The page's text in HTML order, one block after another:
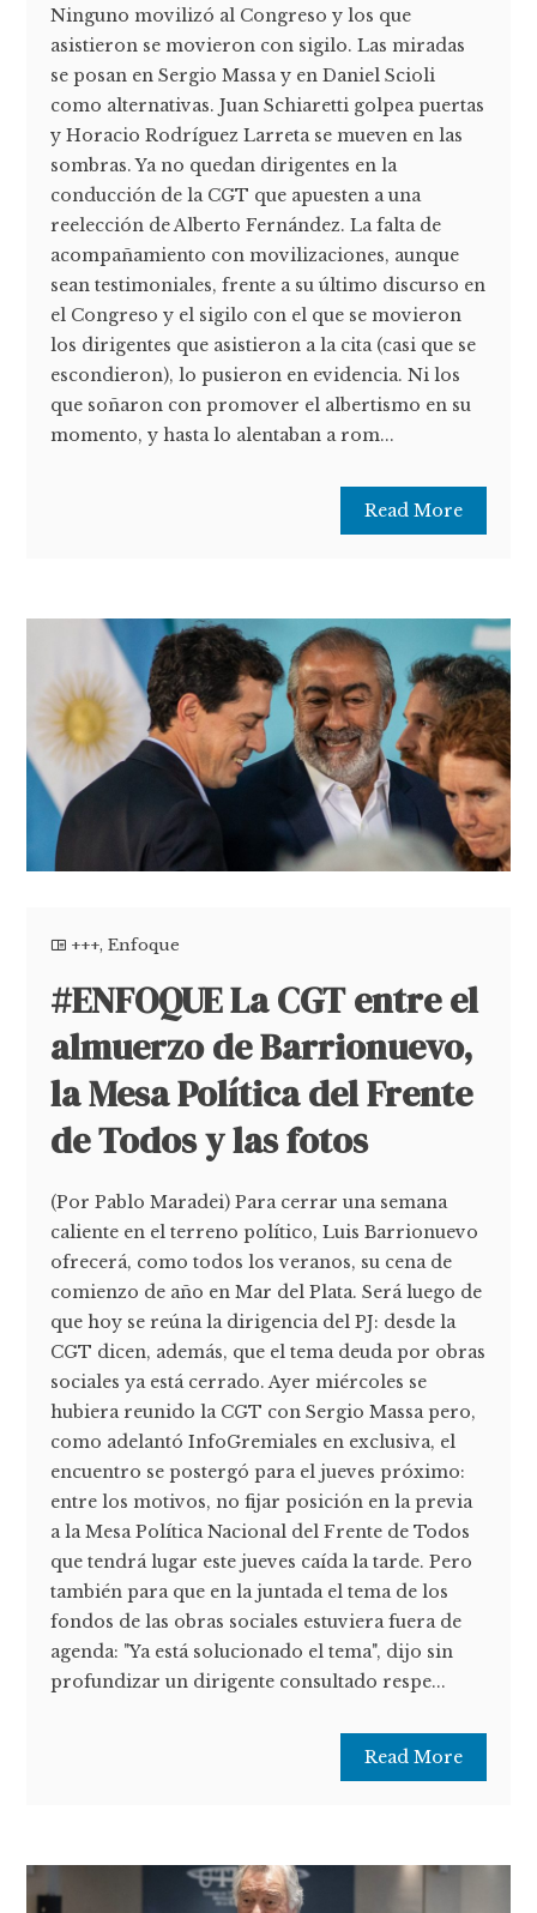
Ninguno movilizó al Congreso y los que
asistieron se movieron con sigilo. Las miradas
se posan en Sergio Massa y en Daniel Scioli
como alternativas. Juan Schiaretti golpea puertas
y Horacio Rodríguez Larreta se mueven en las
sombras. Ya no quedan dirigentes en la
conducción de la CGT que apuesten a una
reelección de Alberto Fernández. La falta de
acompañamiento con movilizaciones, aunque
sean testimoniales, frente a su último discurso en
el Congreso y el sigilo con el que se movieron
los dirigentes que asistieron a la cita (casi que se
escondieron), lo pusieron en evidencia. Ni los
que soñaron con promover el albertismo en su
momento, y hasta lo alentaban a rom...
Read More
+++,Enfoque
#ENFOQUE La CGT entre el
almuerzo de Barrionuevo,
la Mesa Política del Frente
de Todos y las fotos
(Por Pablo Maradei) Para cerrar una semana
caliente en el terreno político, Luis Barrionuevo
ofrecerá, como todos los veranos, su cena de
comienzo de año en Mar del Plata. Será luego de
que hoy se reúna la dirigencia del PJ: desde la
CGT dicen, además, que el tema deuda por obras
sociales ya está cerrado. Ayer miércoles se
hubiera reunido la CGT con Sergio Massa pero,
como adelantó InfoGremiales en exclusiva, el
encuentro se postergó para el jueves próximo:
entre los motivos, no fijar posición en la previa
a la Mesa Política Nacional del Frente de Todos
que tendrá lugar este jueves caída la tarde. Pero
también para que en la juntada el tema de los
fondos de las obras sociales estuviera fuera de
agenda: "Ya está solucionado el tema", dijo sin
profundizar un dirigente consultado respe...
Read More